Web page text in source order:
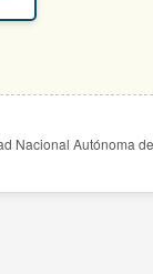
Nacional Autónoma